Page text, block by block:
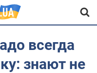
всегда
знают не